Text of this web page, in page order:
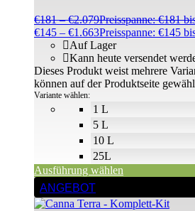
€181 –€2.079Preisspanne: €181
€145 – €1.663Preisspanne: €145
1 L
5 L
10 L
25L
Auf Lager
Kann heute versendet
Variante wählen:
Ausführung wählen
Dieses Produkt weist mehrere
können auf der Produktseite
ANGEBOT